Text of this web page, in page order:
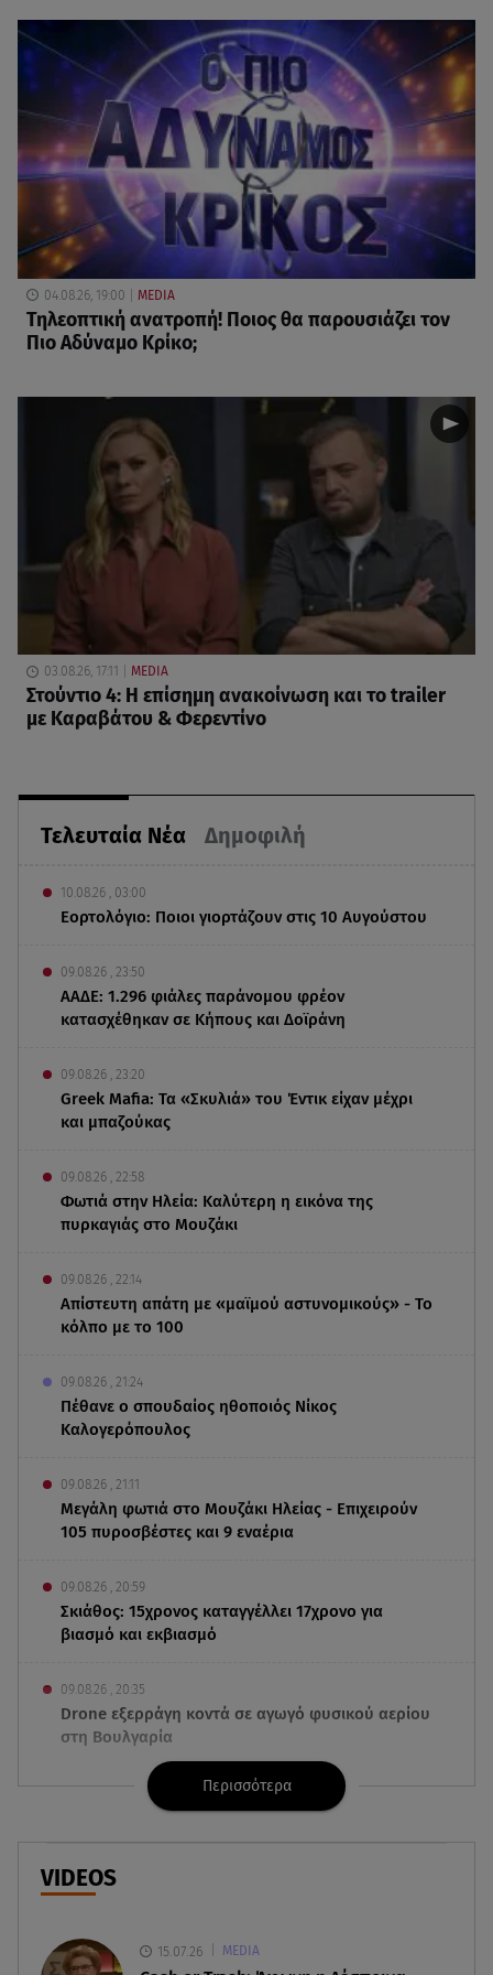
Τελευταία Νέα Δημοφιλή
10.08.26 , 03:00
Εορτολόγιο: Ποιοι γιορτάζουν στις 10 Αυγούστου
09.08.26 , 23:50
ΑΑΔΕ: 1.296 φιάλες παράνομου φρέον
κατασχέθηκαν σε Κήπους και Δοϊράνη
09.08.26 , 23:20
Greek Mafia: Τα «Σκυλιά» του Έντικ είχαν μέχρι
και μπαζούκας
09.08.26 , 22:58
Φωτιά στην Ηλεία: Καλύτερη η εικόνα της
πυρκαγιάς στο Μουζάκι
09.08.26 , 22:14
Απίστευτη απάτη με «μαϊμού αστυνομικούς» - Το
κόλπο με το 100
09.08.26 , 21:24
Πέθανε ο σπουδαίος ηθοποιός Νίκος
Καλογερόπουλος
09.08.26 , 21:11
Μεγάλη φωτιά στο Μουζάκι Ηλείας - Επιχειρούν
105 πυροσβέστες και 9 εναέρια
09.08.26 , 20:59
Σκιάθος: 15χρονος καταγγέλλει 17χρονο για
βιασμό και εκβιασμό
09.08.26 , 20:35
Drone εξερράγη κοντά σε αγωγό φυσικού αερίου
στη Βουλγαρία
«Ισλαμικό ΝΑΤΟ»: Τι σημαίνει η νέα συμμαχία για
την Ελλάδα
09.08.26 , 20:22
τη Σαουδική Αραβία
Περισσότερα
VIDEOS
15.07.26 MEDIA
04.08.26, 19:00 MEDIA
Τηλεοπτική ανατροπή! Ποιος θα παρουσιάζει τον
Πιο Αδύναμο Κρίκο;
03.08.26, 17:11 MEDIA
Στούντιο 4: Η επίσημη ανακοίνωση και το trailer
με Καραβάτου & Φερεντίνο